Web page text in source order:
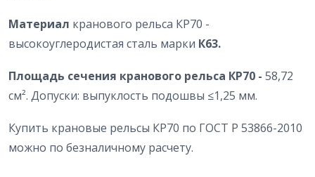
Материал кранового рельса КР70 -
высокоуглеродистая сталь марки К63.
Площадь сечения кранового рельса КР70 - 58,72
см². Допуски: выпуклость подошвы ≤1,25 мм.
Купить крановые рельсы КР70 по ГОСТ Р 53866-2010
можно по безналичному расчету.